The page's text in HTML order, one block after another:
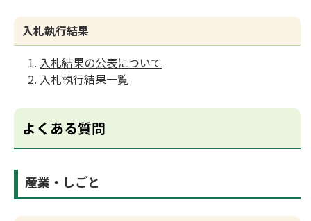
入札執行結果
入札結果の公表について
入札執行結果一覧
よくある質問
産業・しごと